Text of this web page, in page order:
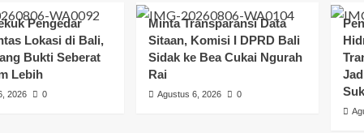
Pengedar
Lokasi di Bali,
Bukti Seberat
Lebih
2026 0
Minta Transparansi Data
Sitaan, Komisi I DPRD Bali
Sidak ke Bea Cukai Ngurah
Rai
Agustus 6, 2026 0